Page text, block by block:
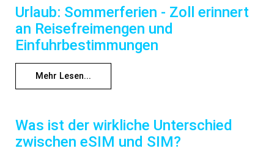
Urlaub: Sommerferien - Zoll erinnert
an Reisefreimengen und
Einfuhrbestimmungen
Mehr Lesen...
Was ist der wirkliche Unterschied
zwischen eSIM und SIM?